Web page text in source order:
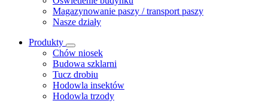
Magazynowanie paszy / transport paszy
Nasze działy
Produkty
Chów niosek
Budowa szklarni
Tucz drobiu
Hodowla insektów
Hodowla trzody